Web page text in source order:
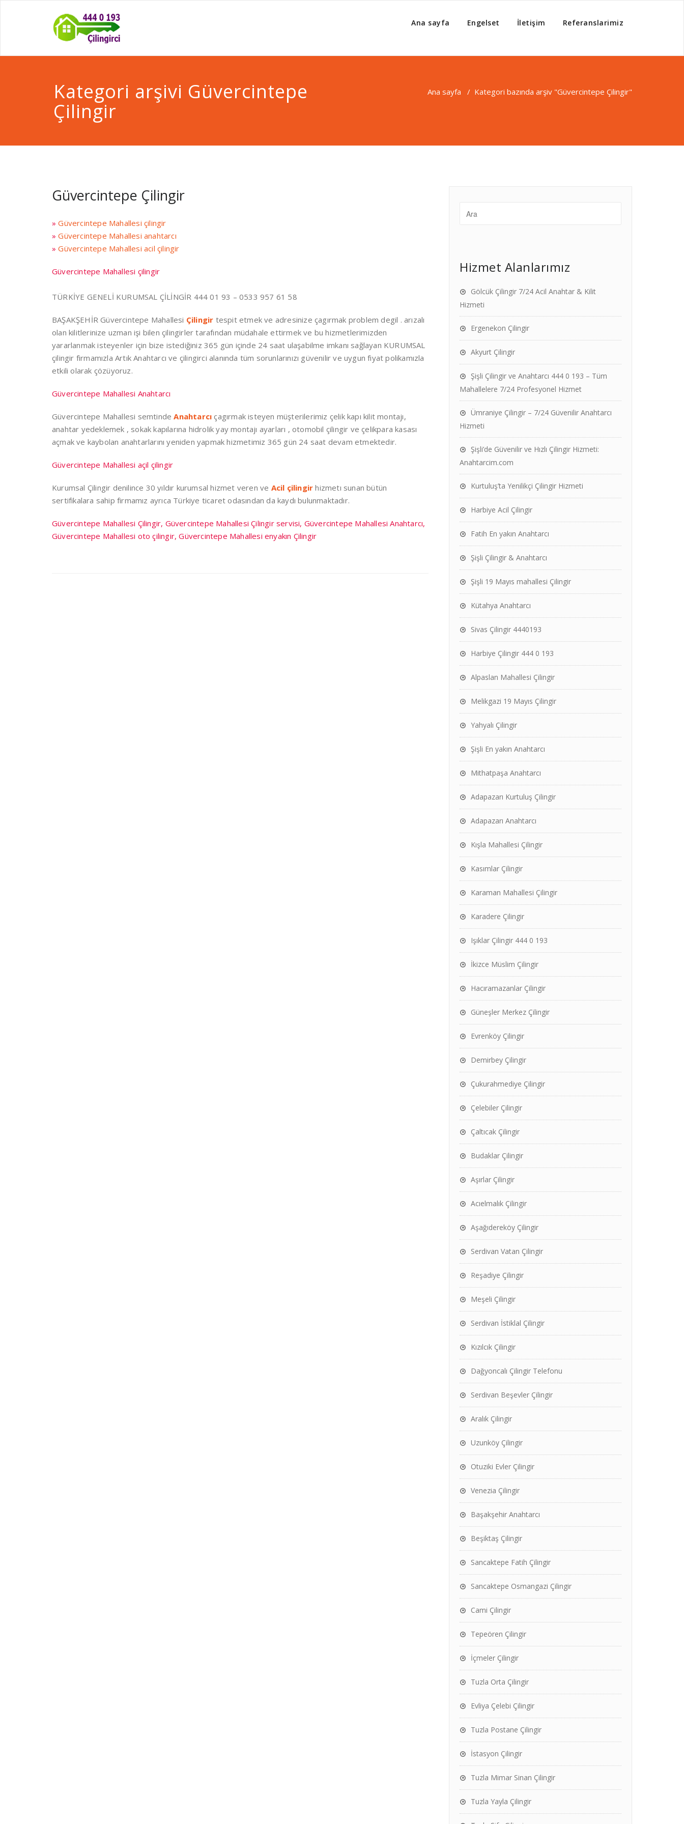
Ana sayfa Engelset İletişim Referanslarimiz
Kategori arşivi Güvercintepe
Çilingir
Ana sayfa / Kategori bazında arşiv "Güvercintepe Çilingir"
Güvercintepe Çilingir
» Güvercintepe Mahallesi çilingir
» Güvercintepe Mahallesi anahtarcı
» Güvercintepe Mahallesi acil çilingir
Güvercintepe Mahallesi çilingir
TÜRKİYE GENELİ KURUMSAL ÇİLİNGİR 444 01 93 – 0533 957 61 58
BAŞAKŞEHİR Güvercintepe Mahallesi Çilingir tespit etmek ve adresinize çagırmak problem degil . arızalı
olan kilitlerinize uzman işi bilen çilingirler tarafından müdahale ettirmek ve bu hizmetlerimizden
yararlanmak isteyenler için bize istediğiniz 365 gün içinde 24 saat ulaşabilme imkanı sağlayan KURUMSAL
çilingir firmamızla Artık Anahtarcı ve çilingirci alanında tüm sorunlarınızı güvenilir ve uygun fiyat polikamızla
etkili olarak çözüyoruz.
Güvercintepe Mahallesi Anahtarcı
Güvercintepe Mahallesi semtindeAnahtarcı çagırmak isteyen müşterilerimiz çelik kapı kilit montajı,
anahtar yedeklemek , sokak kapılarına hidrolik yay montajı ayarları , otomobil çilingir ve çelikpara kasası
açmak ve kaybolan anahtarlarını yeniden yapmak hizmetimiz 365 gün 24 saat devam etmektedir.
Güvercintepe Mahallesi açil çilingir
Kurumsal Çilingir denilince 30 yıldır kurumsal hizmet veren ve Acil çilingirhizmetı sunan bütün
sertifikalara sahip firmamız ayrıca Türkiye ticaret odasından da kaydı bulunmaktadır.
Güvercintepe Mahallesi Çilingir, Güvercintepe Mahallesi Çilingir servisi, Güvercintepe Mahallesi Anahtarcı,
Güvercintepe Mahallesi oto çilingir, Güvercintepe Mahallesi enyakın Çilingir
Hizmet Alanlarımız
Gölcük Çilingir 7/24 Acil Anahtar & Kilit
Hizmeti
Ergenekon Çilingir
Akyurt Çilingir
Şişli Çilingir ve Anahtarcı 444 0 193 – Tüm
Mahallelere 7/24 Profesyonel Hizmet
Ümraniye Çilingir – 7/24 Güvenilir Anahtarcı
Hizmeti
Şişli’de Güvenilir ve Hızlı Çilingir Hizmeti:
Anahtarcim.com
Kurtuluş’ta Yenilikçi Çilingir Hizmeti
Harbiye Acil Çilingir
Fatih En yakın Anahtarcı
Şişli Çilingir & Anahtarcı
Şişli 19 Mayıs mahallesi Çilingir
Kütahya Anahtarcı
Sivas Çilingir 4440193
Harbiye Çilingir 444 0 193
Alpaslan Mahallesi Çilingir
Melikgazi 19 Mayıs Çilingir
Yahyalı Çilingir
Şişli En yakın Anahtarcı
Mithatpaşa Anahtarcı
Adapazarı Kurtuluş Çilingir
Adapazarı Anahtarcı
Kışla Mahallesi Çilingir
Kasımlar Çilingir
Karaman Mahallesi Çilingir
Karadere Çilingir
Işıklar Çilingir 444 0 193
İkizce Müslim Çilingir
Hacıramazanlar Çilingir
Güneşler Merkez Çilingir
Evrenköy Çilingir
Demirbey Çilingir
Çukurahmediye Çilingir
Çelebiler Çilingir
Çaltıcak Çilingir
Budaklar Çilingir
Aşırlar Çilingir
Acıelmalık Çilingir
Aşağıdereköy Çilingir
Serdivan Vatan Çilingir
Reşadiye Çilingir
Meşeli Çilingir
Serdivan İstiklal Çilingir
Kızılcık Çilingir
Dağyoncalı Çilingir Telefonu
Serdivan Beşevler Çilingir
Aralık Çilingir
Uzunköy Çilingir
Otuziki Evler Çilingir
Venezia Çilingir
Başakşehir Anahtarcı
Beşiktaş Çilingir
Sancaktepe Fatih Çilingir
Sancaktepe Osmangazi Çilingir
Cami Çilingir
Tepeören Çilingir
İçmeler Çilingir
Tuzla Orta Çilingir
Evliya Çelebi Çilingir
Tuzla Postane Çilingir
İstasyon Çilingir
Tuzla Mimar Sinan Çilingir
Tuzla Yayla Çilingir